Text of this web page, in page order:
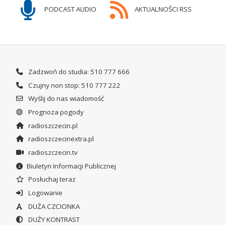
PODCAST AUDIO AKTUALNOŚCI RSS
Zadzwoń do studia: 510 777 666
Czujny non stop: 510 777 222
Wyślij do nas wiadomość
Prognoza pogody
radioszczecin.pl
radioszczecinextra.pl
radioszczecin.tv
Biuletyn Informacji Publicznej
Posłuchaj teraz
Logowanie
DUŻA CZCIONKA
DUŻY KONTRAST